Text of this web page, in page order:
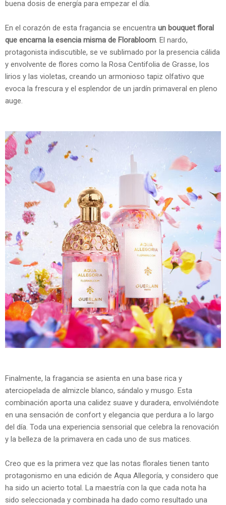
buena dosis de energía para empezar el día.
En el corazón de esta fragancia se encuentra un bouquet floral
que encarna la esencia misma de Florabloom. El nardo,
protagonista indiscutible, se ve sublimado por la presencia cálida
y envolvente de flores como la Rosa Centifolia de Grasse, los
lirios y las violetas, creando un armonioso tapiz olfativo que
evoca la frescura y el esplendor de un jardín primaveral en pleno
auge.
Finalmente, la fragancia se asienta en una base rica y
aterciopelada de almizcle blanco, sándalo y musgo. Esta
combinación aporta una calidez suave y duradera, envolviéndote
en una sensación de confort y elegancia que perdura a lo largo
del día. Toda una experiencia sensorial que celebra la renovación
y la belleza de la primavera en cada uno de sus matices.
Creo que es la primera vez que las notas florales tienen tanto
protagonismo en una edición de Aqua Allegoría, y considero que
ha sido un acierto total. La maestría con la que cada nota ha
sido seleccionada y combinada ha dado como resultado una